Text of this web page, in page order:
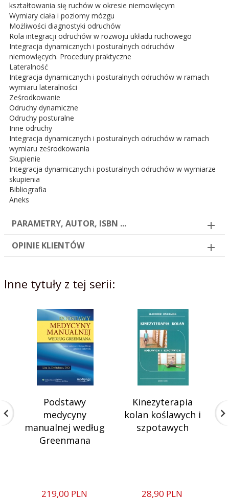
kształtowania się ruchów w okresie niemowlęcym
Wymiary ciała i poziomy mózgu
Możliwości diagnostyki odruchów
Rola integracji odruchów w rozwoju układu ruchowego
Integracja dynamicznych i posturalnych odruchów
niemowlęcych. Procedury praktyczne
Lateralność
Integracja dynamicznych i posturalnych odruchów w ramach
wymiaru lateralności
Ześrodkowanie
Odruchy dynamiczne
Odruchy posturalne
Inne odruchy
Integracja dynamicznych i posturalnych odruchów w ramach
wymiaru ześrodkowania
Skupienie
Integracja dynamicznych i posturalnych odruchów w wymiarze
skupienia
Bibliografia
Aneks
PARAMETRY, AUTOR, ISBN ...
OPINIE KLIENTÓW
Inne tytuły z tej serii:
Podstawy
medycyny
manualnej według
Greenmana
219,00 PLN
Kinezyterapia
kolan koślawych i
szpotawych
28,90 PLN